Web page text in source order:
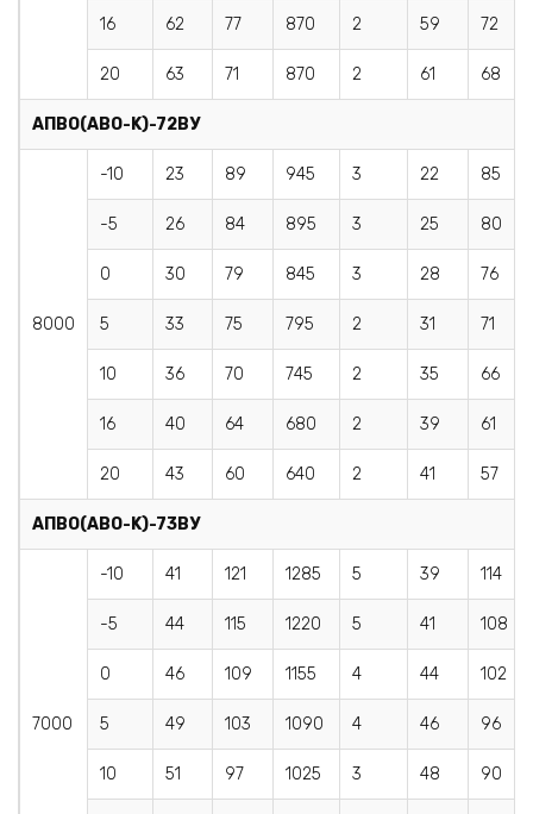
16 62 77 870 2 59 72
20 63 71 870 2 61 68
AПBO(АВО-K)-72ВУ
8000
-10 23 89 945 3 22 85
-5 26 84 895 3 25 80
0 30 79 845 3 28 76
5 33 75 795 2 31 71
10 36 70 745 2 35 66
16 40 64 680 2 39 61
20 43 60 640 2 41 57
AПBO(АВО-K)-73ВУ
7000
-10 41 121 1285 5 39 114
-5 44 115 1220 5 41 108
0 46 109 1155 4 44 102
5 49 103 1090 4 46 96
10 51 97 1025 3 48 90